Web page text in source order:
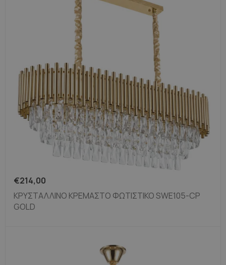
€214,00
ΚΡΥΣΤΆΛΛΙΝΟ ΚΡΕΜΑΣΤΌ ΦΩΤΙΣΤΙΚΌ SWE105-CP
GOLD